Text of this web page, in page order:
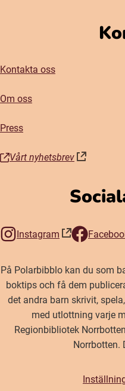
Kontakta oss
Om oss
Press
Vårt nyhetsbrev
(öppnas i nytt fönster)
Instagram
(öppnas i nytt fönster)
(öppnas i
På Polarbibblo kan du som
boktips och få dem
det andra barn skrivit,
med utlottning varje
Regionbibliotek
Norrbotten.